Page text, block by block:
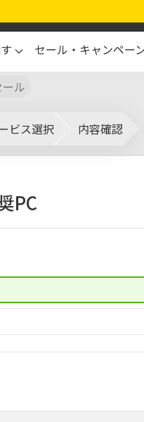
セール・キャンペー
ル
ビス選択 内容確認
PC